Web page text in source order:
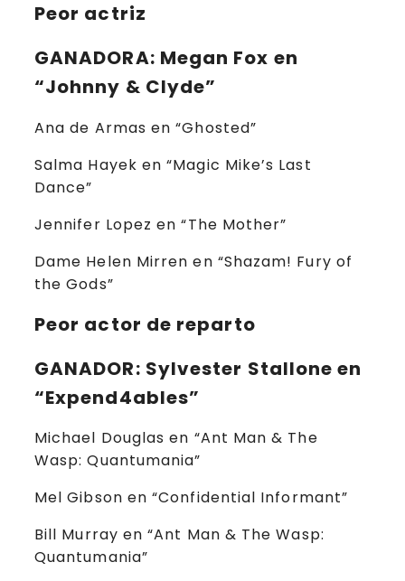
Peor actriz
GANADORA: Megan Fox en
“Johnny & Clyde”
Ana de Armas en “Ghosted”
Salma Hayek en “Magic Mike’s Last
Dance”
Jennifer Lopez en “The Mother”
Dame Helen Mirren en “Shazam! Fury of
the Gods”
Peor actor de reparto
GANADOR: Sylvester Stallone en
“Expend4ables”
Michael Douglas en “Ant Man & The
Wasp: Quantumania”
Mel Gibson en “Confidential Informant”
Bill Murray en “Ant Man & The Wasp:
Quantumania”